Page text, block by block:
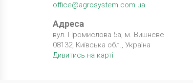
office@agrosystem.com.ua
Адреса
вул. Промислова 5а, м. Вишневе
08132, Київська обл., Україна
Дивитись на карті